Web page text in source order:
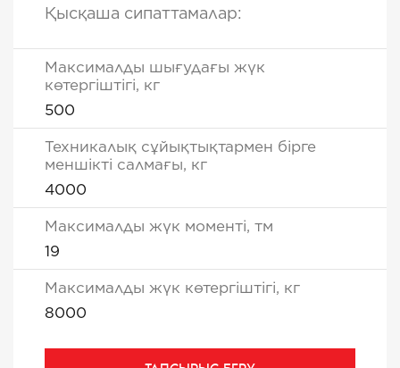
Қысқаша сипаттамалар:
Максималды шығудағы жүк
көтергіштігі, кг
500
Техникалық сұйықтықтармен бірге
меншікті салмағы, кг
4000
Максималды жүк моменті, тм
19
Максималды жүк көтергіштігі, кг
8000